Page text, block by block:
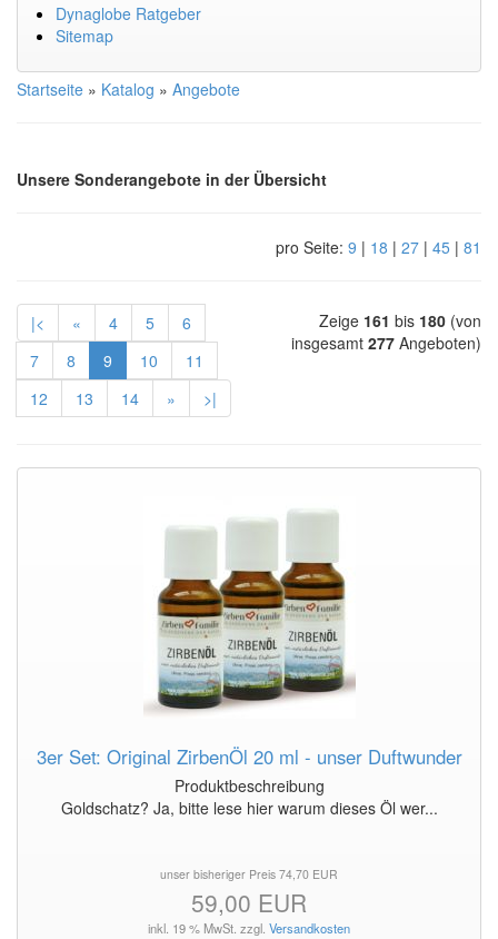
Dynaglobe Ratgeber
Sitemap
Startseite » Katalog » Angebote
Unsere Sonderangebote in der Übersicht
pro Seite: 9 | 18 | 27 | 45 | 81
|< « 4 5
6
7
8 9 10
11
12
13 14 » >|
Zeige 161 bis 180 (von
insgesamt 277 Angeboten)
3er Set: Original ZirbenÖl 20 ml - unser Duftwunder
Produktbeschreibung
Goldschatz? Ja, bitte lese hier warum dieses Öl wer...
unser bisheriger Preis 74,70 EUR
59,00 EUR
inkl. 19 % MwSt. zzgl. Versandkosten